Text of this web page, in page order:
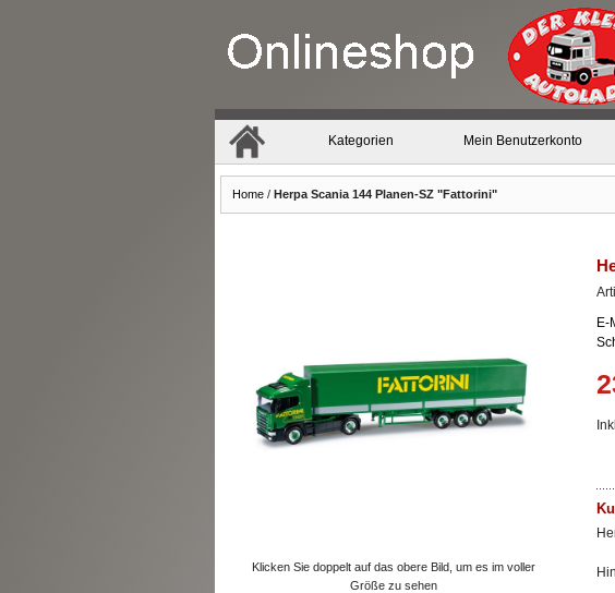
Kategorien Mein Benutzerkonto
Home / Herpa Scania 144 Planen-SZ "Fattorini"
E-
Klicken Sie doppelt auf das obere Bild, um es im voller
Größe zu sehen